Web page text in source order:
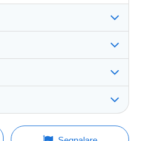
entro 14 giorni
restituzione a carico
(63001x)
devi aprire una
aggiornamento: 23:52:39